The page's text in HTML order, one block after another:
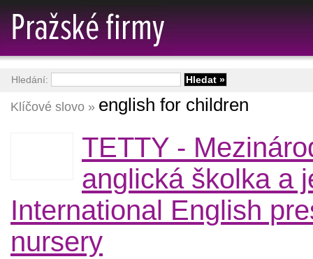
Klíčové slovo » english for children
TETTY -
anglická školka a
International English
nursery
Hledání: